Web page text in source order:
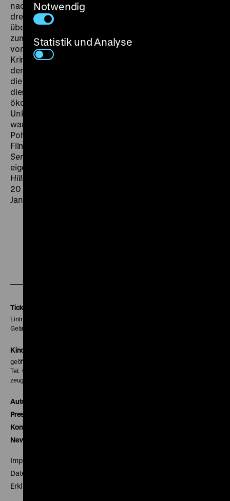
nach Drehorten – während Pfleghar andernorts bereits
drehte. Obwohl er vor originellen Einfällen
übersprudelt, animiert der Film weniger zum Lachen als
zum Schmunzeln und entspricht damit dem Charakter
von Goetz’ geistreich verspielter Persiflage eines
Kriminalromans. 1964 als bundesdeutscher Beitrag zu
den Filmfestspielen in Cannes geschickt, zeigten sich
die einheimischen Kritiker wieder wenig begeistert von
diesem Versuch, „Papas Kino“, dem langsam auch
ökonomisch die Puste ausging, etwas Neues,
Unkonventionelles entgegenzusetzen. Kommerziell
war der Streifen hingegen ein Erfolg und verleitete
Pohland dazu, mit Pfleghar kurz darauf einen weiteren
Film in den USA zu drehen: Die Agentenfilmparodie
Serenade für zwei Spione
eigenen Worten zufolge das mit
Hills
20 Uhr + SA 06.12. um 21 Uhr · Einführung am 04.12.:
Jan Gympel
Tickets
Eintritt 5 €
Geänderte Preise sind im Programm vermerkt.
Kinokasse
geöffnet 30 Minuten vor Beginn der ersten Vorstellung
Tel. + 49 30 20304-770
zeughauskino@dhm.de
Autor*innen
Presse
Kontakt
Newsletter
Impressum
Datenschutz
Erklärung digitale Barrierefreiheit
Notwendig
Statistik und Analyse